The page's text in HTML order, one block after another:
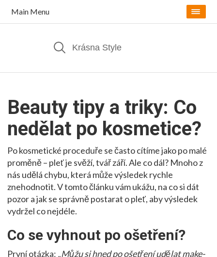
Main Menu
Beauty tipy a triky: Co
nedělat po kosmetice?
Po kosmetické proceduře se často cítíme jako po malé
proměně – pleť je svěží, tvář září. Ale co dál? Mnoho z
nás udělá chybu, která může výsledek rychle
znehodnotit. V tomto článku vám ukážu, na co si dát
pozor a jak se správně postarat o pleť, aby výsledek
vydržel co nejdéle.
Co se vyhnout po ošetření?
První otázka: „Můžu si hned po ošetření udělat make-